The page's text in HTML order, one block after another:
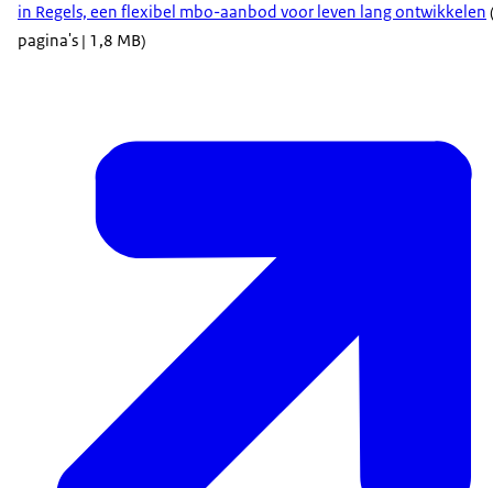
in Regels, een flexibel mbo-aanbod voor leven lang ontwikkelen
pagina's | 1,8 MB)